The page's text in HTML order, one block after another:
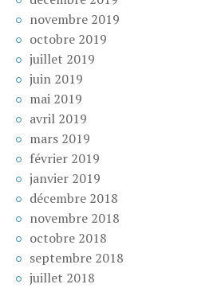
novembre 2019
octobre 2019
juillet 2019
juin 2019
mai 2019
avril 2019
mars 2019
février 2019
janvier 2019
décembre 2018
novembre 2018
octobre 2018
septembre 2018
juillet 2018